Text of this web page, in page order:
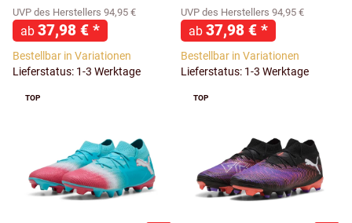
UVP des Herstellers 94,95 €
ab 37,98 € *
Bestellbar in Variationen
Lieferstatus: 1-3 Werktage
UVP des Herstellers 94,95 €
ab 37,98 € *
Bestellbar in Variationen
Lieferstatus: 1-3 Werktage
TOP TOP